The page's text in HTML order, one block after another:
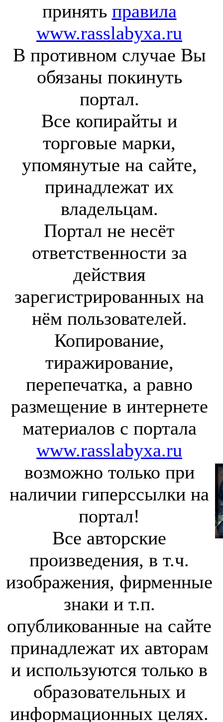
принять правила
www.rasslabyxa.ru
В противном случае Вы
обязаны покинуть
портал.
Все копирайты и
торговые марки,
упомянутые на сайте,
принадлежат их
владельцам.
Портал не несёт
ответственности за
действия
зарегистрированных на
нём пользователей.
Копирование,
тиражирование,
перепечатка, а равно
размещение в интернете
материалов с портала
www.rasslabyxa.ru
возможно только при
наличии гиперссылки на
портал!
Все авторские
произведения, в т.ч.
изображения, фирменные
знаки и т.п.
опубликованные на сайте
принадлежат их авторам
и используются только в
образовательных и
информационных целях.